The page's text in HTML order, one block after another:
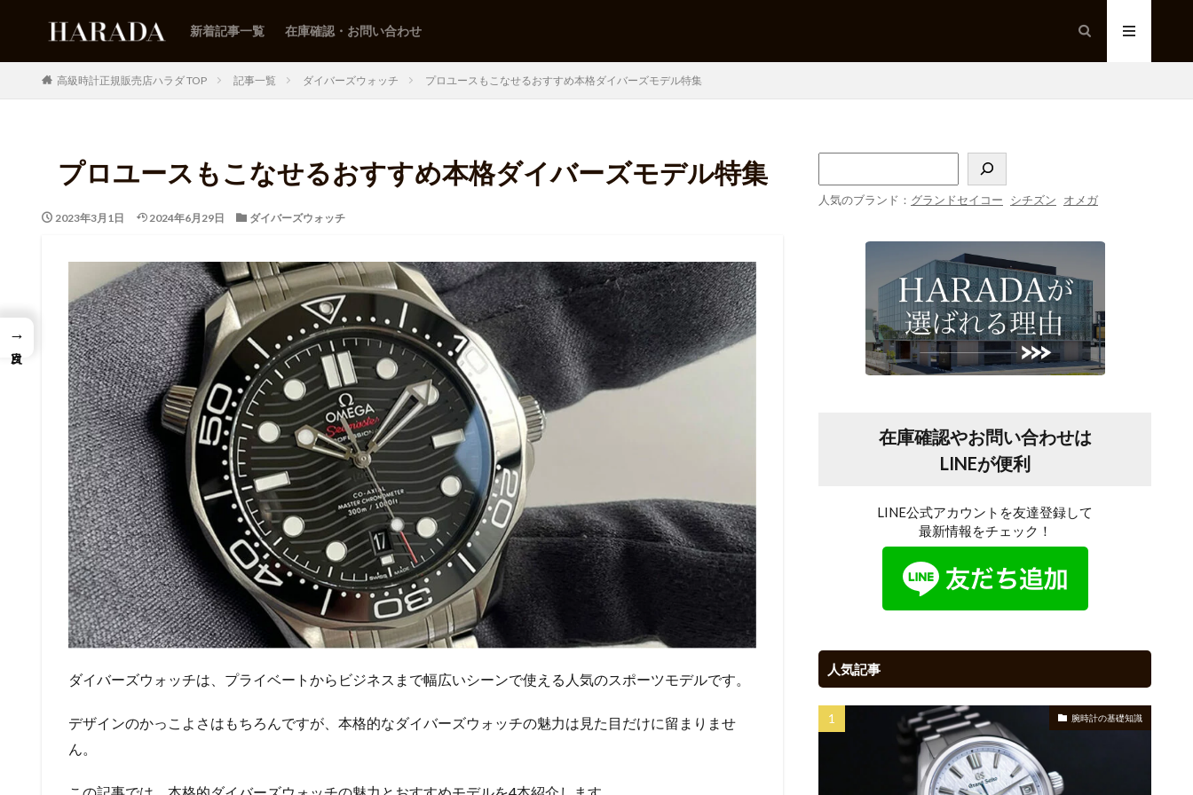
新着記事一覧 在庫確認・お問い合わせ
高級時計正規販売店ハラダ TOP 記事一覧 ダイバーズウォッチ プロユースもこなせるおすすめ本格ダイバーズモデル特集
プロユースもこなせるおすすめ本格ダイバーズモデル特集
2023年3月1日 2024年6月29日 ダイバーズウォッチ
ダイバーズウォッチは、プライベートからビジネスまで幅広いシーンで使える人気のスポーツモデルです。
デザインのかっこよさはもちろんですが、本格的なダイバーズウォッチの魅力は見た目だけに留まりませ
ん。
人気のブランド： グランドセイコー シチズン オメガ
在庫確認やお問い合わせは
LINEが便利
LINE公式アカウントを友達登録して
最新情報をチェック！
人気記事
腕時計の基礎知識
→